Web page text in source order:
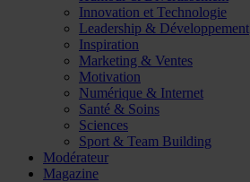
Innovation et Technologie
Leadership & Développement
Inspiration
Marketing & Ventes
Motivation
Numérique & Internet
Santé & Soins
Sciences
Sport & Team Building
Modérateur
Magazine